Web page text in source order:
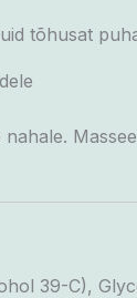
tõhusat
nahale.
39-C),